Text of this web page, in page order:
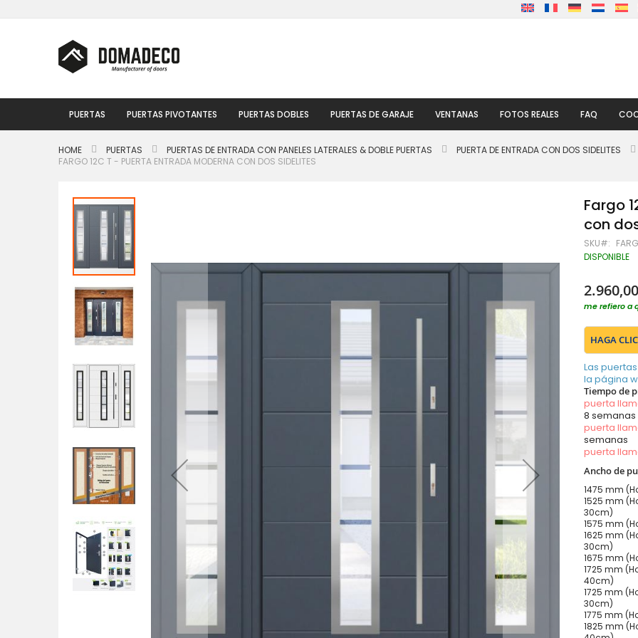
al
PUERTAS PUERTAS PIVOTANTES PUERTAS DOBLES PUERTAS DE GARAJE VENTANAS FOTOS REALES FAQ
HOME PUERTAS PUERTAS DE ENTRADA CON PANELES LATERALES & DOBLE PUERTAS
PUERTA DE ENTRADA CON DOS SIDELITES
FARGO 12C T - PUERTA ENTRADA MODERNA CON DOS SIDELITES
Saltar
al
final
de
la
galería
de
imágenes
Fargo
con
SKU
DISPONIBLE
me refiero a
HAGA
Las
la página
Tiempo de
puerta
8 semanas
puerta
semanas
puerta
Ancho de
1475 mm
1525 mm
30cm)
1575 mm
1625 mm
30cm)
1675 mm
1725 mm
40cm)
1725 mm
30cm)
1775 mm
1825 mm